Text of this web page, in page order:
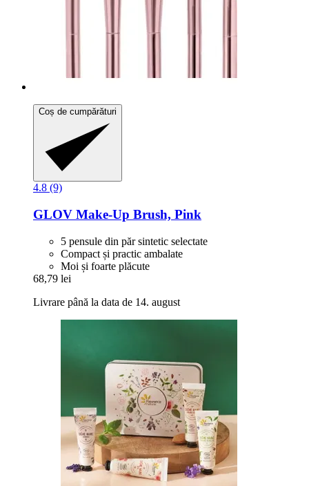
Coș de cumpărături
4.8 (9)
GLOV Make-​Up Brush, Pink
5 pensule din păr sintetic selectate
Compact și practic ambalate
Moi și foarte plăcute
68,79 lei
Livrare până la data de 14. august